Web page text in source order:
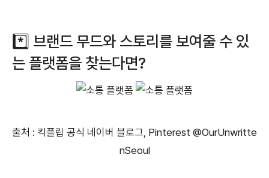
*️⃣ 브랜드 무드와 스토리를 보여줄 수 있
는 플랫폼을 찾는다면?
출처 : 킥플립 공식 네이버 블로그, Pinterest @OurUnwritte
nSeoul